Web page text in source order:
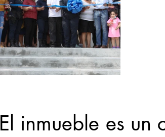
El inmueble es un